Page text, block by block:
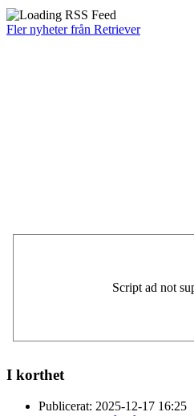
Fler nyheter från Retriever
I korthet
Publicerat: 2025-12-17 16:25